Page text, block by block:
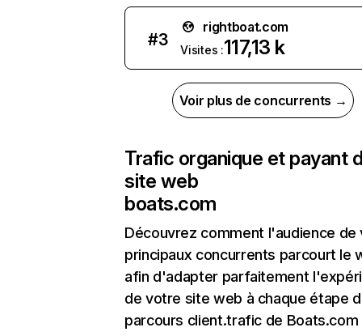
#3
rightboat.com
Visites :117,13 k
Voir plus de concurrents →
Trafic organique et payant
site web
boats.com
Découvrez comment l'audience de
principaux concurrents parcourt le
afin d'adapter parfaitement
de votre site web à chaque étape
parcours client.trafic de Boats.com